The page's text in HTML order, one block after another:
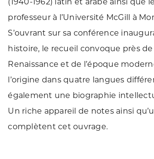
professeur à l’Université McGill à
S’ouvrant sur sa conférence
histoire, le recueil convoque près de
Renaissance et de l’époque
l’origine dans quatre langues
également une biographie
Un riche appareil de notes ainsi
complètent cet ouvrage.